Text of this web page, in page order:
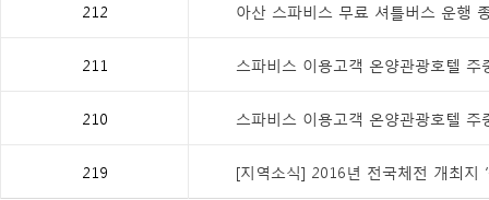
212 아산 스파비스 무료 셔틀버스 운행
211 스파비스 이용고객 온양관광호텔
210 스파비스 이용고객 온양관광호텔
219 [지역소식] 2016년 전국체전 개최지